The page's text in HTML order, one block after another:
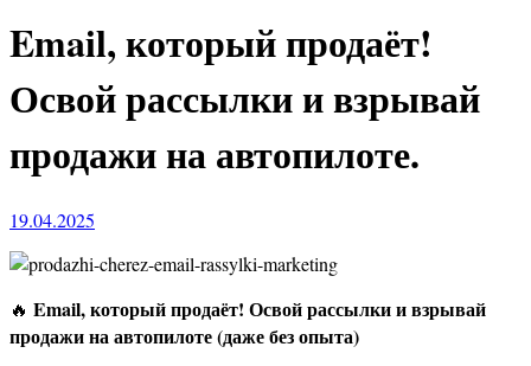
Email, который продаёт!
Освой рассылки и взрывай
продажи на автопилоте.
19.04.2025
🔥 Email, который продаёт! Освой рассылки и взрывай
продажи на автопилоте (даже без опыта)